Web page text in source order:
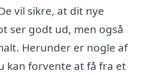
vil sikre, at dit nye
ser godt ud, men også
Herunder er nogle af
kan forvente at få fra et